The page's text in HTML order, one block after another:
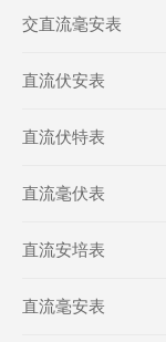
交直流毫安表
直流伏安表
直流伏特表
直流毫伏表
直流安培表
直流毫安表